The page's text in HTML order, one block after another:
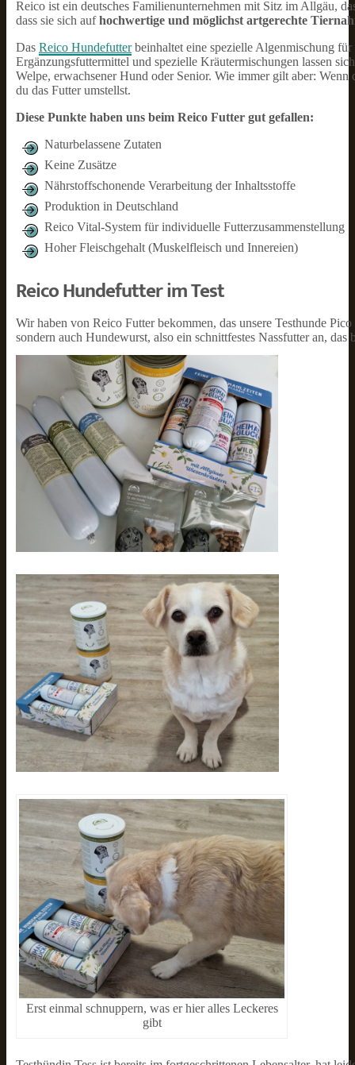
Reico ist ein deutsches Familienunternehmen mit Sitz im Allgäu,
dass sie sich aufhochwertige und möglichst artgerechte
Das Reico Hundefutterbeinhaltet eine spezielle Algenmischung
Ergänzungsfuttermittel und spezielle Kräutermischungen lassen
Welpe, erwachsener Hund oder Senior. Wie immer gilt aber:
du das Futter umstellst.
Diese Punkte haben uns beim Reico Futter gut gefallen:
Naturbelassene Zutaten
Keine Zusätze
Nährstoffschonende Verarbeitung der Inhaltsstoffe
Produktion in Deutschland
Reico Vital-System für individuelle Futterzusammenstellung
Hoher Fleischgehalt (Muskelfleisch und Innereien)
Reico Hundefutter im Test
Wir haben von Reico Futter bekommen, das unsere Testhunde
sondern auch Hundewurst, also ein schnittfestes Nassfutter an, das
Erst einmal schnuppern, was er hier alles Leckeres
gibt